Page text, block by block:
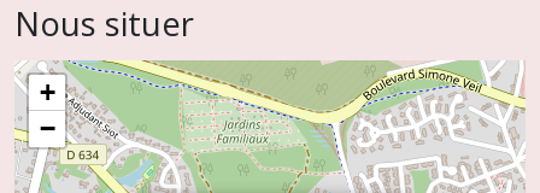
Nous situer
+
−